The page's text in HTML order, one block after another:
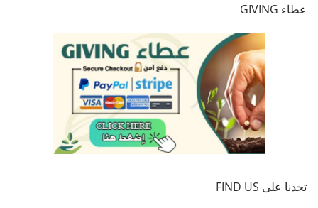
عطاء GIVING
تجدنا على FIND US